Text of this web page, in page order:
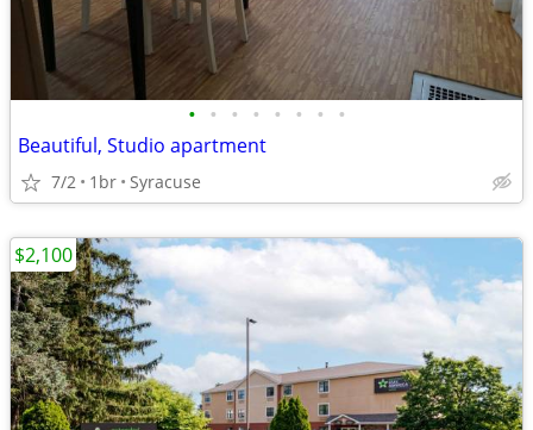
• • • • • • • •
Beautiful, Studio apartment
7/2 1br Syracuse
$2,100